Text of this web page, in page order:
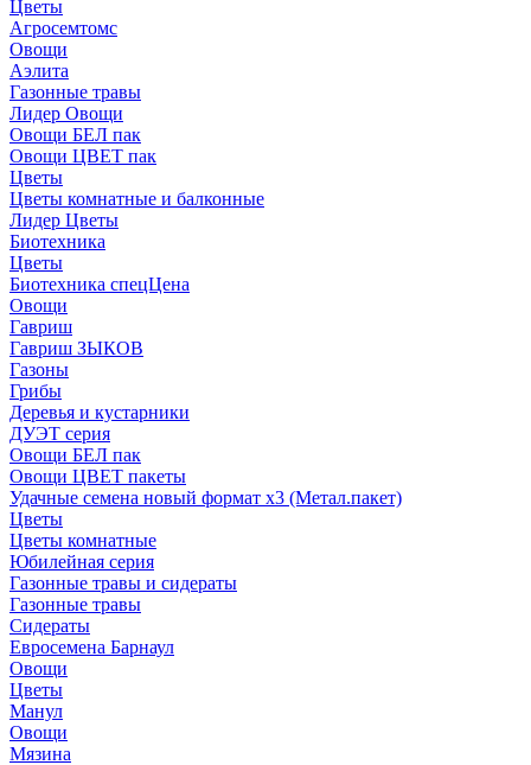
Цветы
Агросемтомс
Овощи
Аэлита
Газонные травы
Лидер Овощи
Овощи БЕЛ пак
Овощи ЦВЕТ пак
Цветы
Цветы комнатные и балконные
Лидер Цветы
Биотехника
Цветы
Биотехника спецЦена
Овощи
Гавриш
Гавриш ЗЫКОВ
Газоны
Грибы
Деревья и кустарники
ДУЭТ серия
Овощи БЕЛ пак
Овощи ЦВЕТ пакеты
Удачные семена новый формат х3 (Метал.пакет)
Цветы
Цветы комнатные
Юбилейная серия
Газонные травы и сидераты
Газонные травы
Сидераты
Евросемена Барнаул
Овощи
Цветы
Манул
Овощи
Мязина